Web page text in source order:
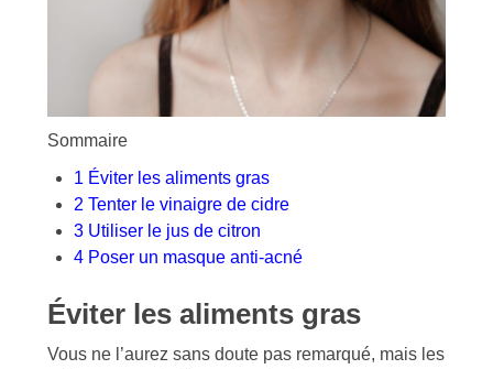
Sommaire
1 Éviter les aliments gras
2 Tenter le vinaigre de cidre
3 Utiliser le jus de citron
4 Poser un masque anti-acné
Éviter les aliments gras
Vous ne l’aurez sans doute pas remarqué, mais les